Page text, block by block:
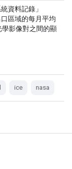
資料記錄」
區域的每月平均
影像對之間的顯
ice nasa